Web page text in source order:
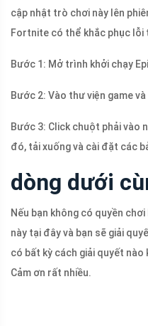
cập nhật trò chơi này lên
Fortnite có thể khắc phục lỗi
Bước 1: Mở trình khởi chạy
Bước 2: Vào thư viện game
Bước 3: Click chuột phải vào
đó, tải xuống và cài đặt các
dòng dưới
Nếu bạn không có quyền
này tại đây và bạn sẽ giải
có bất kỳ cách giải quyết
Cảm ơn rất nhiều.